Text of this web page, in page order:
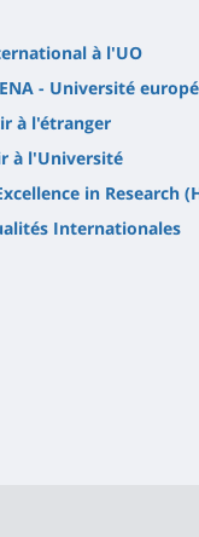
à l'UO
- Université
à l'étranger
à l'Université
in Research
Internationales